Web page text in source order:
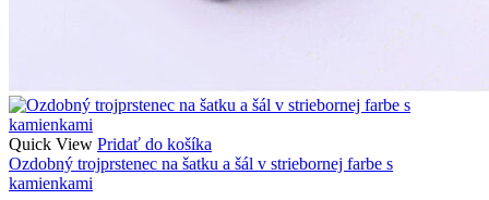
Quick View Pridať do košíka
Ozdobný trojprstenec na šatku a šál v striebornej farbe s
kamienkami